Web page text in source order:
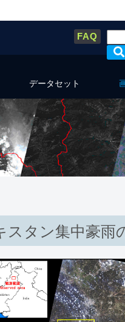
FAQ
データセット
タン集中豪雨